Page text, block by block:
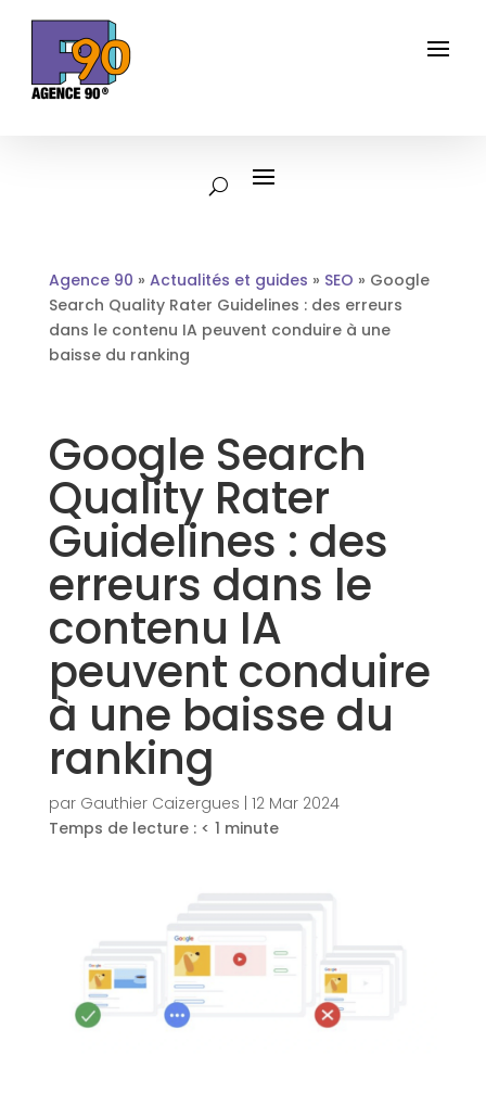
Agence 90 » Actualités et guides » SEO » Google
Search Quality Rater Guidelines : des erreurs
dans le contenu IA peuvent conduire à une
baisse du ranking
Google Search
Quality Rater
Guidelines : des
erreurs dans le
contenu IA
peuvent conduire
à une baisse du
ranking
par Gauthier Caizergues 12 Mar 2024
Temps de lecture : < 1 minute